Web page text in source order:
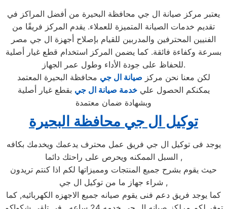
يعتبر مركز صيانة ال جي محافظة البحيرة من أفضل المراكز في
تقديم خدمات الصيانة المتميزة للعملاء. يقدم المركز فريقًا من
الفنيين المحترفين والمدربين للقيام بإصلاح أجهزة ال جي مصر
بسرعة وكفاءة فائقة. كما يضمن المركز استخدام قطع غيار أصلية
للحفاظ على جودة الأداء وطول عمر الجهاز.
لكن معنا نحن مركز صيانة ال جي محافظة البحيرة المعتمد
يمكنكم الحصول عليخدمة صيانة ال جي بقطع غيار أصلية
وبشهادة ضمان معتمدة
توكيل ال جي محافظة البحيرة
يوجد فى توكيل ال جي فريق عمل محترف يدعمك ويخدمك بكافه
السبل الممكنه ويحرص على راحتك دائما ,
حيث يقوم بشرح جميع المنتجات ومميزاتها لكم اذا كنتم تريدون
شراء جهاز ما من توكيل ال جي ,
كما يوجد فريق دعم فنى يقوم صيانه جميع الاجهزه الكهربائيه, كما